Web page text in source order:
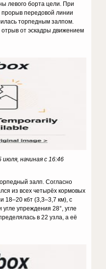
левого борта цели. При
передовой линии
торпедным залпом.
от эскадры движением
начиная с 16:46
залп. Согласно
из всех четырёх кормовых
18–20 кбт (3,3–3,7 км), с
упреждения 28°, угле
в 22 узла, а её